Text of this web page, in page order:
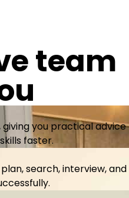
team
you practical advice
faster.
search, interview, and